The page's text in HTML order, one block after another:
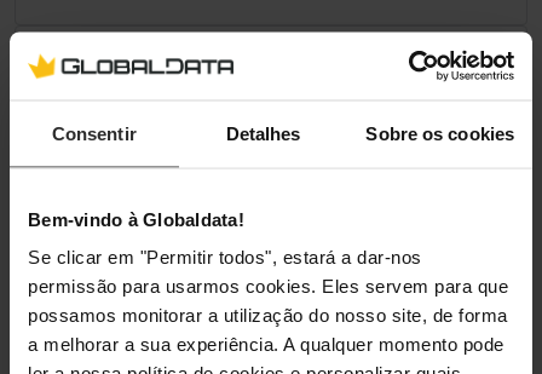
Consentir Detalhes Sobre os cookies
Bem-vindo à Globaldata!
Se clicar em "Permitir todos", estará a dar-nos
permissão para usarmos cookies. Eles servem para que
possamos monitorar a utilização do nosso site, de forma
a melhorar a sua experiência. A qualquer momento pode
Classificações